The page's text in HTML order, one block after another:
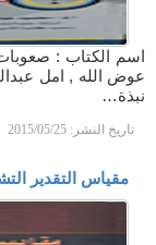
اسم الكتاب :
عوض الله , امل
نبذة…
تاريخ النشر: 2015/05/25
مقياس التقدير